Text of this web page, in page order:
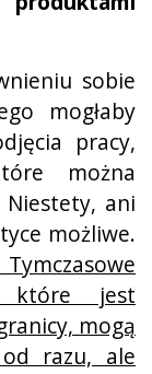
sobie
mogłaby
pracy,
można
ani
możliwe.
które jest
mogą
razu, ale